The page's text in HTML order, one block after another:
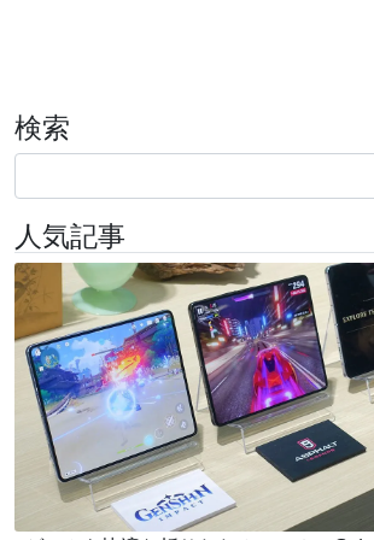
検索
人気記事